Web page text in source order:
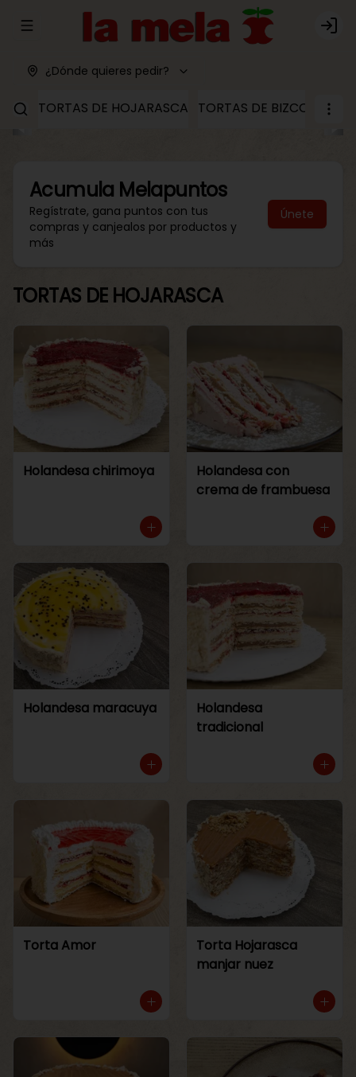
Abrir menu de navegación Login
¿Dónde quieres pedir?
TORTAS DE HOJARASCA TORTAS DE BIZCOCHO
Acumula Melapuntos
Regístrate, gana puntos con tus
compras y canjealos por productos y
más
Únete
TORTAS DE HOJARASCA
Holandesa chirimoya
Holandesa con
crema de frambuesa
Holandesa maracuya
Holandesa
tradicional
Torta Amor
Torta Hojarasca
manjar nuez